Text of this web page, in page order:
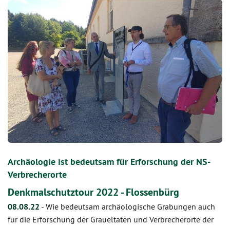
Archäologie ist bedeutsam für Erforschung der NS-
Verbrecherorte
Denkmalschutztour 2022 - Flossenbürg
08.08.22 - Wie bedeutsam archäologische Grabungen auch
für die Erforschung der Gräueltaten und Verbrecherorte der